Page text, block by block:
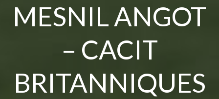
MESNIL ANGOT
– CACIT
BRITANNIQUES